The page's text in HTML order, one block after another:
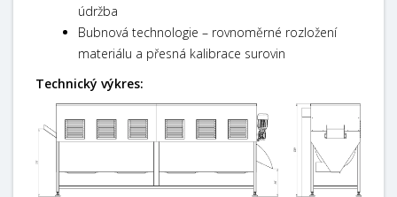
údržba
Bubnová technologie – rovnoměrné rozložení
materiálu a přesná kalibrace surovin
Technický výkres: